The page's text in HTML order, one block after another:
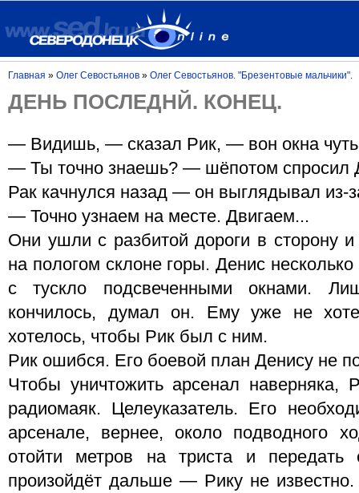
Главная » Олег Севостьянов » Олег Севостьянов. "Брезентовые мальчики".
ДЕНЬ ПОСЛЕДНЙ. КОНЕЦ.
— Видишь, — сказал Рик, — вон окна чуть
— Ты точно знаешь? — шёпотом спросил
Рак качнулся назад — он выглядывал из-
— Точно узнаем на месте. Двигаем...
Они ушли с разбитой дороги в сторону и
на пологом склоне горы. Денис
с тускло подсвеченными окнами.
кончилось, думал он. Ему уже не
хотелось, чтобы Рик был с ним.
Рик ошибся. Его боевой план Денису не
Чтобы уничтожить арсенал наверняка,
радиомаяк. Целеуказатель. Его
арсенале, вернее, около подводного
отойти метров на триста и передать
произойдёт дальше — Рику не известно.